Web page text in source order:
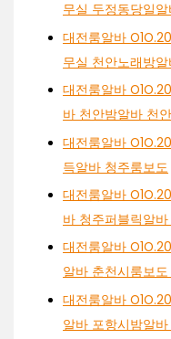
무실 두정동당일
대전룸알바
무실 천안노래방
대전룸알바
바 천안밤알바 천
대전룸알바
득알바 청주룸보도
대전룸알바
바 청주퍼블릭알
대전룸알바
알바 춘천시룸보
대전룸알바
알바 포항시밤알